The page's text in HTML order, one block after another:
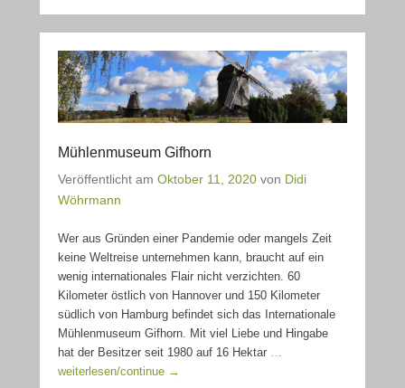
Mühlenmuseum Gifhorn
Veröffentlicht am Oktober 11, 2020 von Didi
Wöhrmann
Wer aus Gründen einer Pandemie oder mangels Zeit
keine Weltreise unternehmen kann, braucht auf ein
wenig internationales Flair nicht verzichten. 60
Kilometer östlich von Hannover und 150 Kilometer
südlich von Hamburg befindet sich das Internationale
Mühlenmuseum Gifhorn. Mit viel Liebe und Hingabe
hat der Besitzer seit 1980 auf 16 Hektar …
weiterlesen/continue →